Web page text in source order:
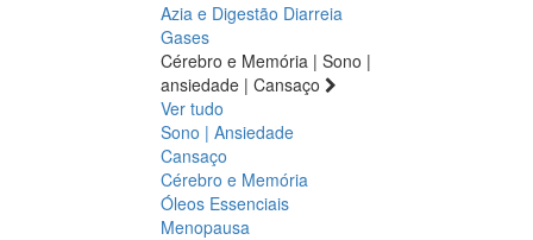
Azia e Digestão Diarreia
Gases
Cérebro e Memória | Sono |
ansiedade | Cansaço
Ver tudo
Sono | Ansiedade
Cansaço
Cérebro e Memória
Óleos Essenciais
Menopausa